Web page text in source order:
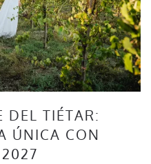
DEL TIÉTAR:
ÚNICA CON